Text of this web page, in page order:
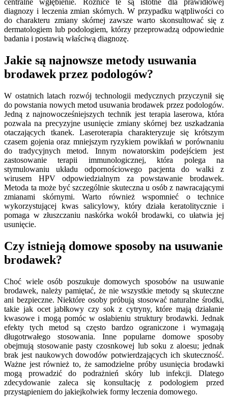
centralne wgłębienie. Różnice te są istotne dla prawidłowej
diagnozy i leczenia zmian skórnych. W przypadku wątpliwości co
do charakteru zmiany skórnej zawsze warto skonsultować się z
dermatologiem lub podologiem, którzy przeprowadzą odpowiednie
badania i postawią właściwą diagnozę.
Jakie są najnowsze metody usuwania
brodawek przez podologów?
W ostatnich latach rozwój technologii medycznych przyczynił się
do powstania nowych metod usuwania brodawek przez podologów.
Jedną z najnowocześniejszych technik jest terapia laserowa, która
pozwala na precyzyjne usunięcie zmiany skórnej bez uszkadzania
otaczających tkanek. Laseroterapia charakteryzuje się krótszym
czasem gojenia oraz mniejszym ryzykiem powikłań w porównaniu
do tradycyjnych metod. Innym nowatorskim podejściem jest
zastosowanie terapii immunologicznej, która polega na
stymulowaniu układu odpornościowego pacjenta do walki z
wirusem HPV odpowiedzialnym za powstawanie brodawek.
Metoda ta może być szczególnie skuteczna u osób z nawracającymi
zmianami skórnymi. Warto również wspomnieć o technice
wykorzystującej kwas salicylowy, który działa keratolitycznie i
pomaga w złuszczaniu naskórka wokół brodawki, co ułatwia jej
usunięcie.
Czy istnieją domowe sposoby na usuwanie
brodawek?
Choć wiele osób poszukuje domowych sposobów na usuwanie
brodawek, należy pamiętać, że nie wszystkie metody są skuteczne
ani bezpieczne. Niektóre osoby próbują stosować naturalne środki,
takie jak ocet jabłkowy czy sok z cytryny, które mają działanie
kwasowe i mogą pomóc w osłabieniu struktury brodawki. Jednak
efekty tych metod są często bardzo ograniczone i wymagają
długotrwałego stosowania. Inne popularne domowe sposoby
obejmują stosowanie pasty czosnkowej lub soku z aloesu; jednak
brak jest naukowych dowodów potwierdzających ich skuteczność.
Ważne jest również to, że samodzielne próby usunięcia brodawki
mogą prowadzić do podrażnień skóry lub infekcji. Dlatego
zdecydowanie zaleca się konsultację z podologiem przed
przystąpieniem do jakiejkolwiek formy leczenia domowego.